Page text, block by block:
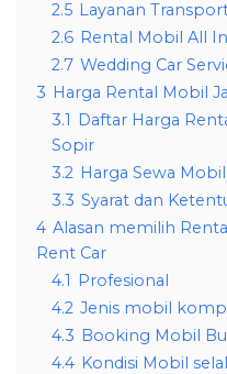
2.5 Layanan
2.6 Rental Mobil All In
2.7 Wedding Car
3 Harga Rental Mobil
3.1 Daftar Harga
Sopir
3.2 Harga Sewa
3.3 Syarat dan
4 Alasan memilih
Rent Car
4.1 Profesional
4.2 Jenis mobil
4.3 Booking Mobil
4.4 Kondisi Mobil